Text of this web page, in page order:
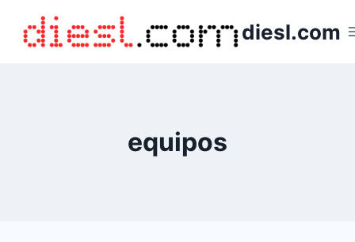
contenido
diesl.com
equipos